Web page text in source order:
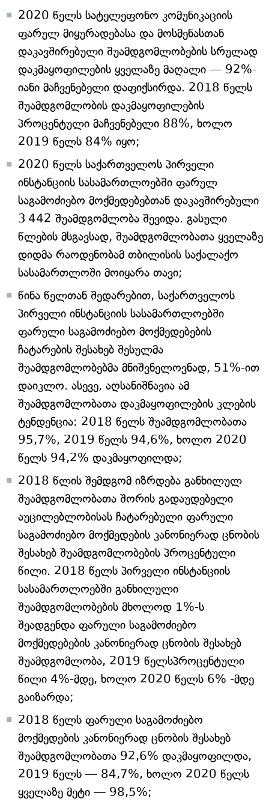
2020 წელს სატელეფონო კომუნიკაციის
ფარულ მიყურადებასა და მოსმენასთან
დაკავშირებული შუამდგომლობების სრულად
დაკმაყოფილების ყველაზე მაღალი — 92%-
იანი მაჩვენებელი დაფიქსირდა. 2018 წელს
შუამდგომლობის დაკმაყოფილების
პროცენტული მაჩვენებელი 88%, ხოლო
2019 წელს 84% იყო;
2020 წელს საქართველოს პირველი
ინსტანციის სასამართლოებში ფარულ
საგამოძიებო მოქმედებებთან დაკავშირებული
3 442 შუამდგომლობა შევიდა. გასული
წლების მსგავსად, შუამდგომლობათა ყველაზე
დიდმა რაოდენობამ თბილისის საქალაქო
სასამართლოში მოიყარა თავი;
წინა წელთან შედარებით, საქართველოს
პირველი ინსტანციის სასამართლოებში
ფარული საგამოძიებო მოქმედებების
ჩატარების შესახებ შესულმა
შუამდგომლობებმა მნიშვნელოვნად, 51%-ით
დაიკლო. ასევე, აღსანიშნავია ამ
შუამდგომლობათა დაკმაყოფილების კლების
ტენდენცია: 2018 წელს შუამდგომლობათა
95,7%, 2019 წელს 94,6%, ხოლო 2020
წელს 94,2% დაკმაყოფილდა;
2018 წლის შემდგომ იზრდება განხილულ
შუამდგომლობათა შორის გადაუდებელი
აუცილებლობისას ჩატარებული ფარული
საგამოძიებო მოქმედების კანონიერად ცნობის
შესახებ შუამდგომლობების პროცენტული
წილი. 2018 წელს პირველი ინსტანციის
სასამართლოებში განხილული
შუამდგომლობების მხოლოდ 1%-ს
შეადგენდა ფარული საგამოძიებო
მოქმედებების კანონიერად ცნობის შესახებ
შუამდგომლობა, 2019 წელსპროცენტული
წილი 4%-მდე, ხოლო 2020 წელს 6% -მდე
გაიზარდა;
2018 წელს ფარული საგამოძიებო
მოქმედების კანონიერად ცნობის შესახებ
შუამდგომლობათა 92,6% დაკმაყოფილდა,
2019 წელს — 84,7%, ხოლო 2020 წელს
ყველაზე მეტი — 98,5%;